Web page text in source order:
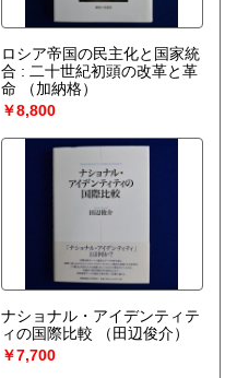
ロシア帝国の民主化と国家統
合 : 二十世紀初頭の改革と革
命
（加納格）
￥8,800
ナショナル・アイデンティテ
ィの国際比較
（田辺俊介）
￥7,700